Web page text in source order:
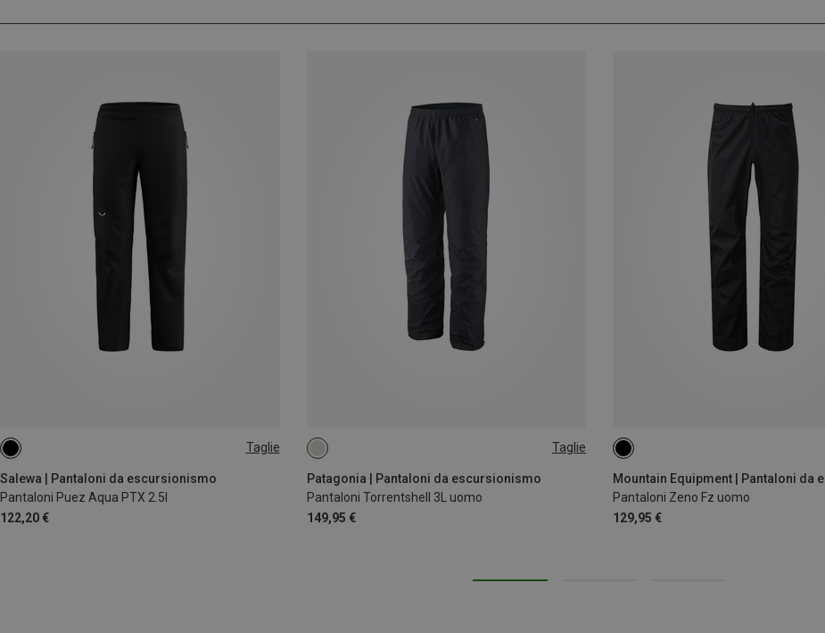
Taglie
Salewa | Pantaloni da escursionismo
Pantaloni Puez Aqua PTX 2.5l
122,20 €
XS Taglie
Patagonia | Pantaloni da escursionismo
Pantaloni Torrentshell 3L uomo
149,95 €
Pantaloni Zeno Fz uomo
129,95 €